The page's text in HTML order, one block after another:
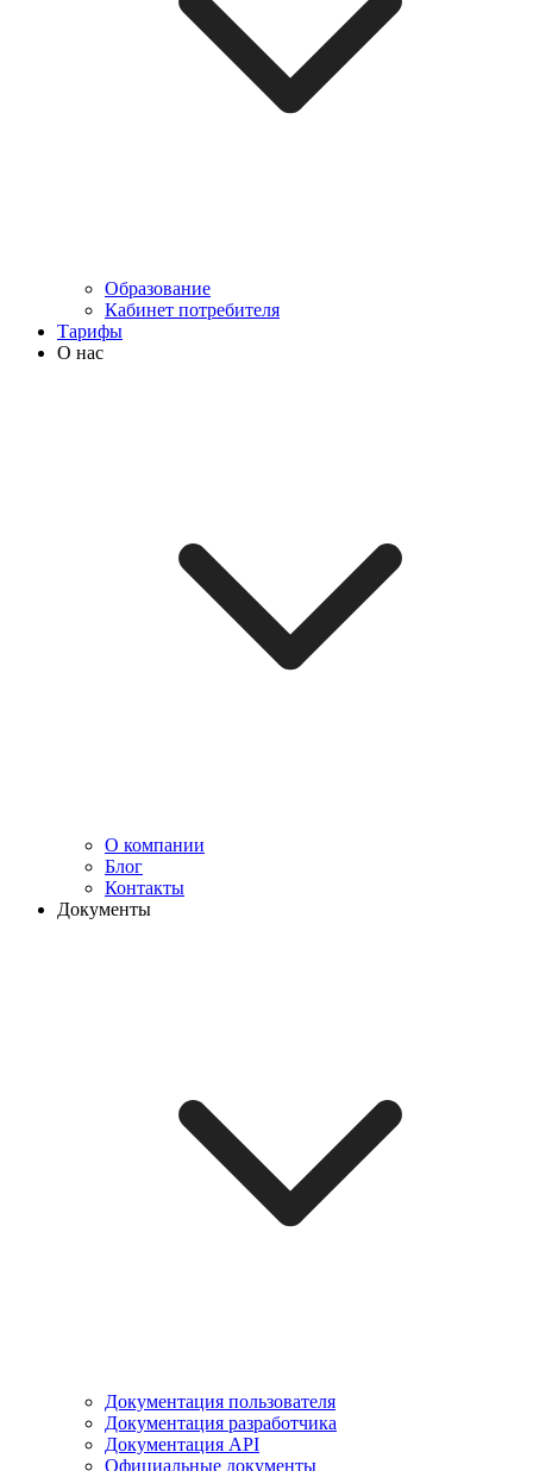
Образование
Кабинет потребителя
Тарифы
О нас
О компании
Блог
Контакты
Документы
Документация пользователя
Документация разработчика
Документация API
Официальные документы